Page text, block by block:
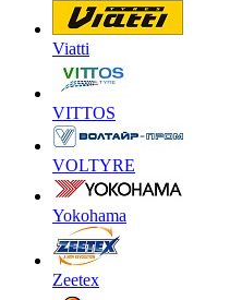
Viatti
VITTOS
VOLTYRE
Yokohama
Zeetex